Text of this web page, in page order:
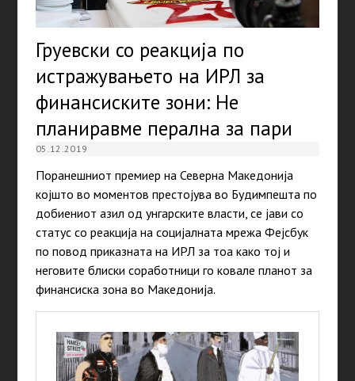
Груевски со реакција по
истражувањето на ИРЛ за
финансиските зони: Не
планиравме перална за пари
05.12.2019
Поранешниот премиер на Северна Македонија
којшто во моментов престојува во Будимпешта по
добиениот азил од унгарските власти, се јави со
статус со реакција на социјалната мрежа Фејсбук
по повод приказната на ИРЛ за тоа како тој и
неговите блиски соработници го ковале планот за
финансиска зона во Македонија.